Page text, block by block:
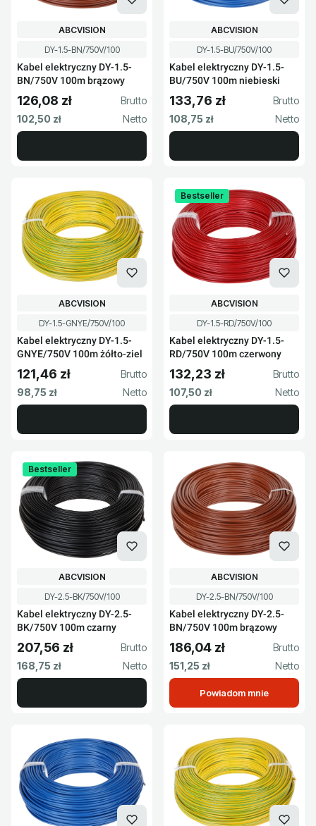
Kod produktu
DY-1.5-BN/750V/100
Kabel elektryczny DY-1.5-
BN/750V 100m brązowy
PRODUCENT
ABCVISION
Cena brutto
126,08 zł
Cena netto
102,50 zł
Kod produktu
DY-1.5-BU/750V/100
Kabel elektryczny DY-1.5-
BU/750V 100m niebieski
PRODUCENT
ABCVISION
Cena brutto
133,76 zł
Cena netto
108,75 zł
Kod produktu
DY-1.5-GNYE/750V/100
Kabel elektryczny DY-1.5-
GNYE/750V 100m żółto-ziel
PRODUCENT
ABCVISION
Cena brutto
121,46 zł
Cena netto
98,75 zł
Bestseller
Kod produktu
DY-1.5-RD/750V/100
Kabel elektryczny DY-1.5-
RD/750V 100m czerwony
PRODUCENT
ABCVISION
Cena brutto
132,23 zł
Cena netto
107,50 zł
Bestseller
Kod produktu
DY-2.5-BK/750V/100
Kabel elektryczny DY-2.5-
BK/750V 100m czarny
PRODUCENT
ABCVISION
Cena brutto
207,56 zł
Cena netto
168,75 zł
Kod produktu
DY-2.5-BN/750V/100
Kabel elektryczny DY-2.5-
BN/750V 100m brązowy
PRODUCENT
ABCVISION
Cena brutto
186,04 zł
Cena netto
151,25 zł
Powiadom mnie